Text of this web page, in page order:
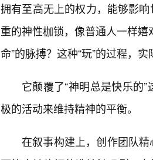
拥有至高无上的权力，能够影
重的神性枷锁，像普通人一样
命”的脉搏？这种“玩”的过程，
它颠覆了“神明总是快乐的
极的活动来维持精神的平衡。
在叙事构建上，创作团队